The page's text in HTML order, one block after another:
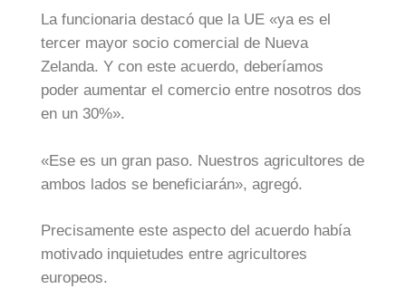
La funcionaria destacó que la UE «ya es el
tercer mayor socio comercial de Nueva
Zelanda. Y con este acuerdo, deberíamos
poder aumentar el comercio entre nosotros dos
en un 30%».
«Ese es un gran paso. Nuestros agricultores de
ambos lados se beneficiarán», agregó.
Precisamente este aspecto del acuerdo había
motivado inquietudes entre agricultores
europeos.